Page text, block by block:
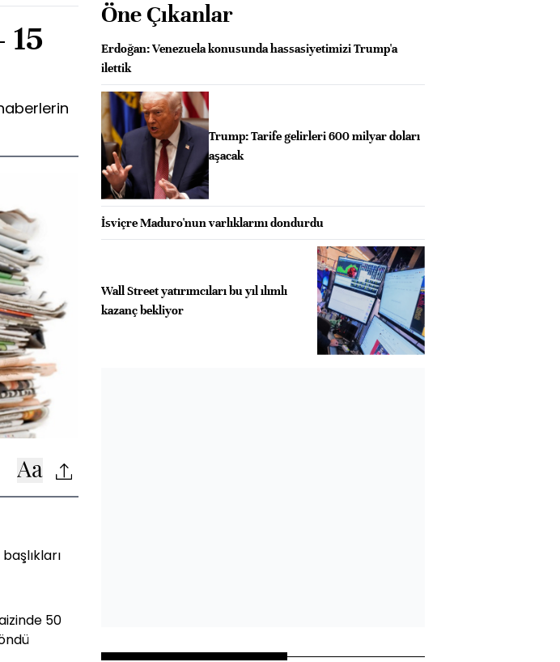
50
Öne Çıkanlar
Erdoğan: Venezuela konusunda hassasiyetimizi Trump'a
ilettik
Trump: Tarife gelirleri 600 milyar doları
aşacak
İsviçre Maduro'nun varlıklarını dondurdu
Wall Street yatırımcıları bu yıl ılımlı
kazanç bekliyor